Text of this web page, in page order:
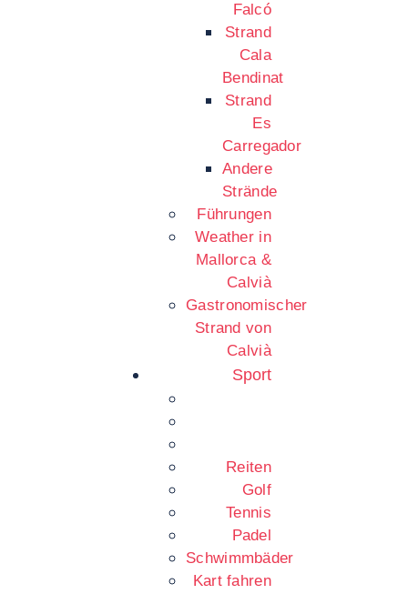
Falcó
Strand
Cala
Bendinat
Strand
Es
Carregador
Andere
Strände
Führungen
Weather in
Mallorca &
Calvià
Gastronomischer
Strand von
Calvià
Sport
Reiten
Golf
Tennis
Padel
Schwimmbäder
Kart fahren